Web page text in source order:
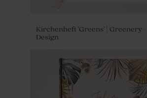
Kirchenheft 'Greens' | Greenery-
Design